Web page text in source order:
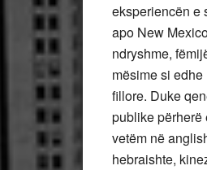
eksperiencën e
apo New
ndryshme,
mësime si
fillore. Duke
publike përherë
vetëm në
hebraishte,